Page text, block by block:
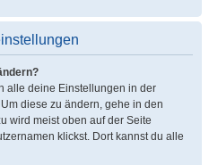
alle deine Einstellungen in der
diese zu ändern, gehe in den
wird meist oben auf der Seite
klickst. Dort kannst du alle